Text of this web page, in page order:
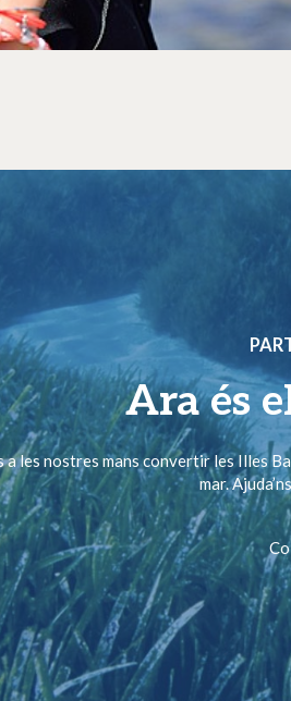
Ara és
a les nostres mans convertir les Illes
mar.